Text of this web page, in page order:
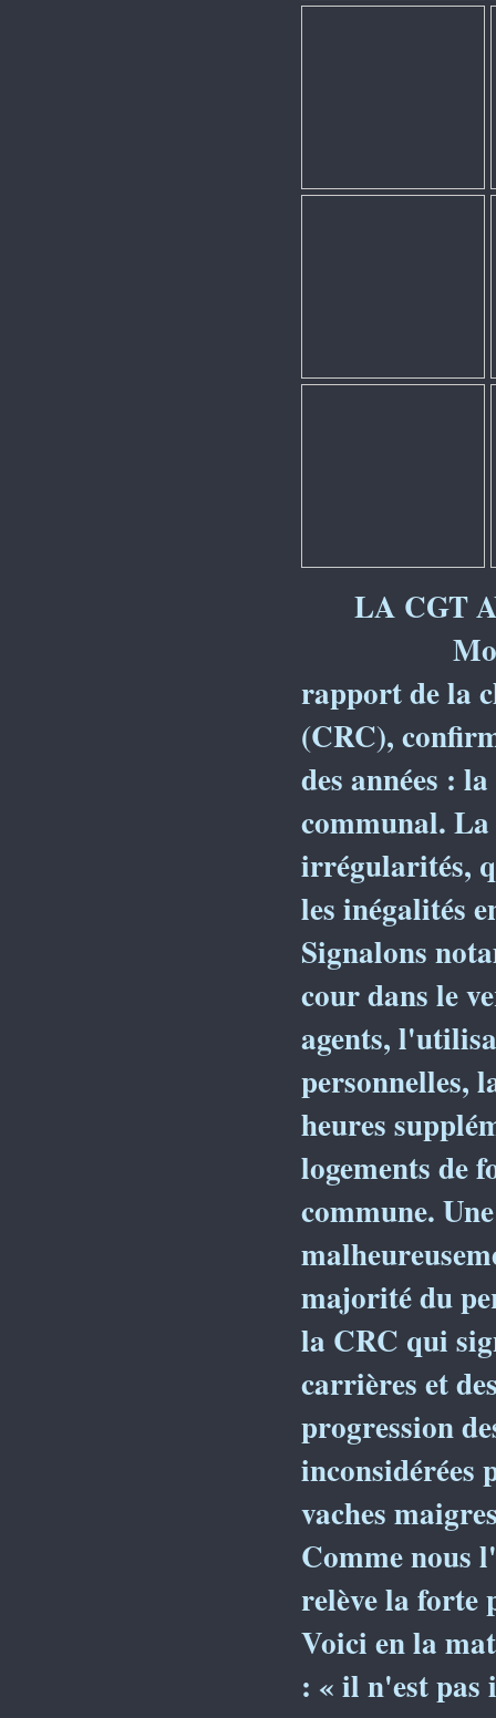
LA
Monsieur
rapport de la
(CRC),
des années :
communal. La
irrégularités,
les inégalités
Signalons
cour dans le
agents,
personnelles,
heures
logements de
commune.
majorité du
la CRC qui
carrières et
progression
inconsidérées
vaches
Comme nous
relève la forte
Voici en la
: « il n'est pas